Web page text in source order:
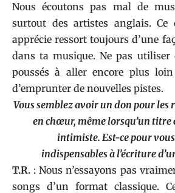
Nous écoutons pas mal de
surtout des artistes anglais. Ce
apprécie ressort toujours d’une
dans ta musique. Ne pas utiliser
poussés à aller encore plus
d’emprunter de nouvelles pistes.
Vous semblez avoir un don pour les
en chœur, même lorsqu’un titre
intimiste. Est-ce pour
indispensables à l’écriture
T.R. : Nous n’essayons pas
songs d’un format classique.